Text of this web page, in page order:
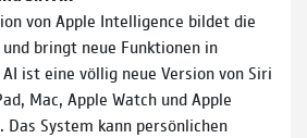
von Apple Intelligence bildet die
bringt neue Funktionen in
ist eine völlig neue Version von Siri
Mac, Apple Watch und Apple
System kann persönlichen